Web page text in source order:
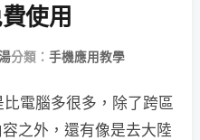
使用
分類： 手機應用教學
電腦多很多，除了跨區
之外，還有像是去大陸